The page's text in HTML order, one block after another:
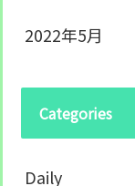
2022年5月
Categories
Daily